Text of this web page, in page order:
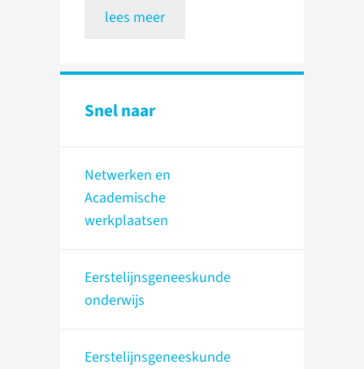
lees meer
Snel naar
Netwerken en
Academische
werkplaatsen
Eerstelijnsgeneeskunde
onderwijs
Eerstelijnsgeneeskunde